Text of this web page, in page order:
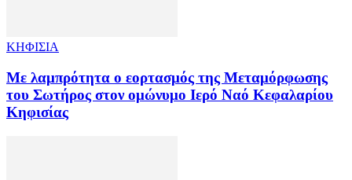
ΚΗΦΙΣΙΑ
Με λαμπρότητα ο εορτασμός της Μεταμόρφωσης
του Σωτήρος στον ομώνυμο Ιερό Ναό Κεφαλαρίου
Κηφισίας